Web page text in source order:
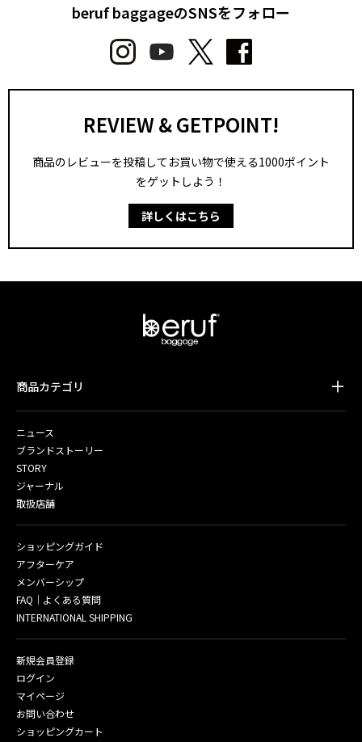
beruf baggageのSNSをフォロー
REVIEW & GETPOINT!
商品のレビューを投稿してお買い物で使える1000ポイント
をゲットしよう！
詳しくはこちら
商品カテゴリ
ニュース
ブランドストーリー
STORY
ジャーナル
取扱店舗
ショッピングガイド
アフターケア
メンバーシップ
FAQ｜よくある質問
INTERNATIONAL SHIPPING
新規会員登録
ログイン
マイページ
お問い合わせ
ショッピングカート